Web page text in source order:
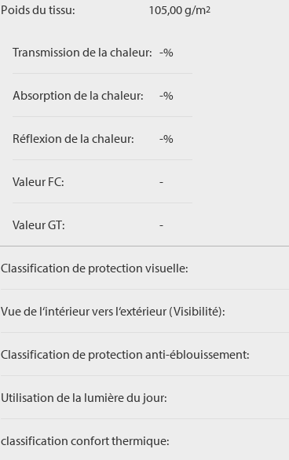
Poids du tissu: 105,00 g/m2
Transmission de la chaleur: -%
Absorption de la chaleur: -%
Réflexion de la chaleur: -%
Valeur FC: -
Valeur GT: -
Classification de protection visuelle:
Vue de l‘intérieur vers l‘extérieur (Visibilité):
Classification de protection anti-éblouissement:
Utilisation de la lumière du jour:
classification confort thermique: